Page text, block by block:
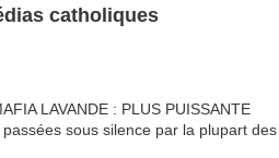
catholiques